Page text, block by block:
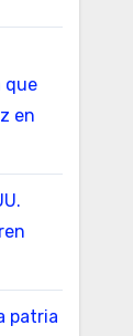
que
en
patria